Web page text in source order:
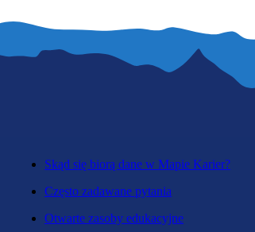
Skąd się biorą dane w Mapie Karier?
Często zadawane pytania
Otwarte zasoby edukacyjne